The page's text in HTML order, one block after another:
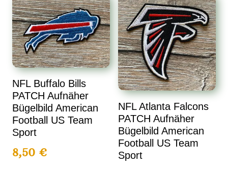
NFL Buffalo Bills
PATCH Aufnäher
Bügelbild American
Football US Team
Sport
8,50€
NFL Atlanta Falcons
PATCH Aufnäher
Bügelbild American
Football US Team
Sport